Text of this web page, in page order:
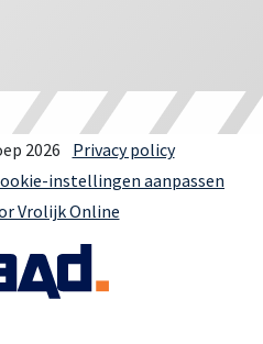
2026
Privacy policy
instellingen aanpassen
Vrolijk Online